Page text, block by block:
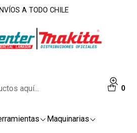
0
Maquinarias
A TODO CHILE
Accesorios
3 claveles 8" #35